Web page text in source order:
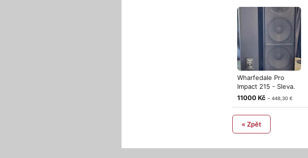
Wharfedale Pro
Impact 215 - Sleva.
Nová cena!
11000 Kč ~ 448,30 €
« Zpět